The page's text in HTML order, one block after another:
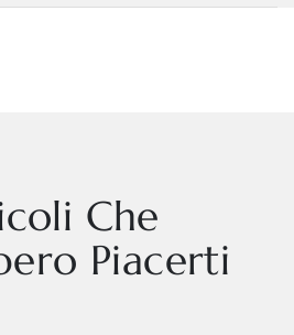
Che
Piacerti